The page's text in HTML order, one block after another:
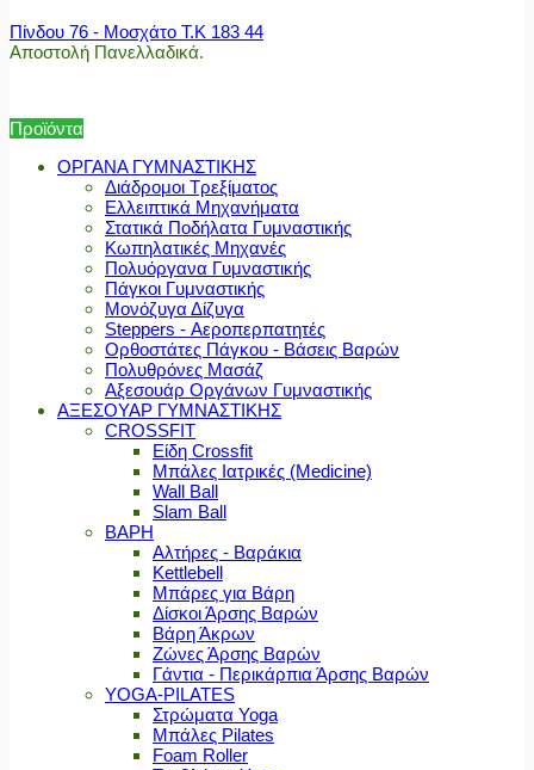
Πίνδου 76 - Μοσχάτο Τ.Κ 183 44
Αποστολή Πανελλαδικά.
Προϊόντα
ΟΡΓΑΝΑ ΓΥΜΝΑΣΤΙΚΗΣ
Διάδρομοι Τρεξίματος
Ελλειπτικά Μηχανήματα
Στατικά Ποδήλατα Γυμναστικής
Κωπηλατικές Μηχανές
Πολυόργανα Γυμναστικής
Πάγκοι Γυμναστικής
Μονόζυγα Δίζυγα
Steppers - Αεροπερπατητές
Ορθοστάτες Πάγκου - Βάσεις Βαρών
Πολυθρόνες Μασάζ
Αξεσουάρ Οργάνων Γυμναστικής
ΑΞΕΣΟΥΑΡ ΓΥΜΝΑΣΤΙΚΗΣ
CROSSFIT
Είδη Crossfit
Μπάλες Ιατρικές (Medicine)
Wall Ball
Slam Ball
ΒΑΡΗ
Αλτήρες - Βαράκια
Kettlebell
Μπάρες για Βάρη
Δίσκοι Άρσης Βαρών
Βάρη Άκρων
Ζώνες Άρσης Βαρών
Γάντια - Περικάρπια Άρσης Βαρών
YOGA-PILATES
Στρώματα Yoga
Μπάλες Pilates
Foam Roller